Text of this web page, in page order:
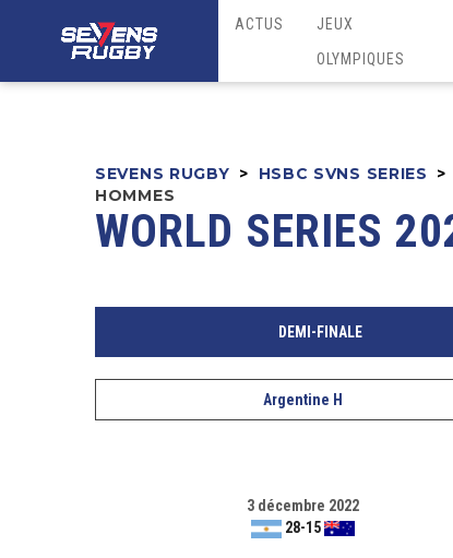
ACTUS
JEUX
OLYMPIQUES
SEVENS RUGBY > HSBC SVNS SERIES >
HOMMES
WORLD SERIES
DEMI-FINALE
Argentine H
3 décembre 2022
28-15